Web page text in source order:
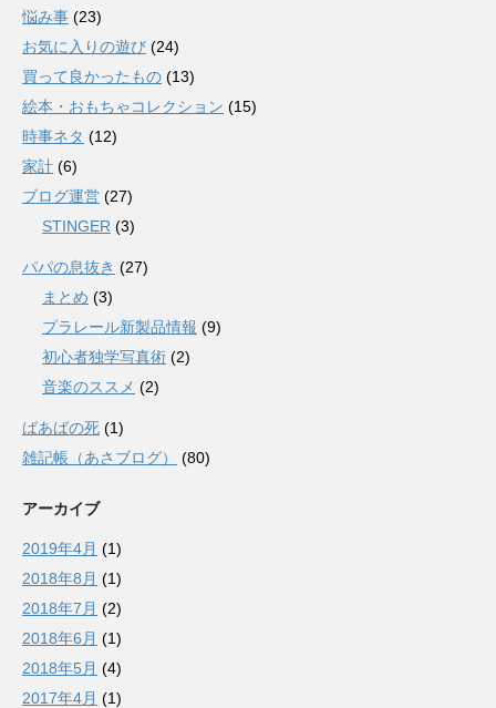
悩み事 (23)
お気に入りの遊び (24)
買って良かったもの (13)
絵本・おもちゃコレクション (15)
時事ネタ (12)
家計 (6)
ブログ運営 (27)
STINGER (3)
パパの息抜き (27)
まとめ (3)
プラレール新製品情報 (9)
初心者独学写真術 (2)
音楽のススメ (2)
ばあばの死 (1)
雑記帳（あさブログ）
(80)
アーカイブ
2019年4月 (1)
2018年8月 (1)
2018年7月 (2)
2018年6月 (1)
2018年5月 (4)
2017年4月 (1)